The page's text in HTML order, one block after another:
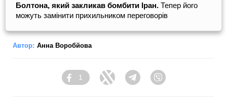
Болтона, який закликав бомбити Іран. Тепер його
можуть замінити прихильником переговорів
Автор: Анна Воробйова
Facebook
1
Twitter TelegramViber